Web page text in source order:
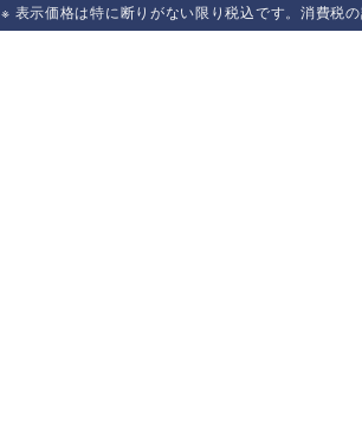
※ 表示価格は特に断りがない限り税込です。消費税